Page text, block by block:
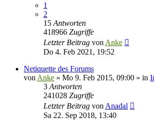
1
2
15 Antworten
418966 Zugriffe
Letzter Beitrag von Anke
Do 4. Feb 2021, 19:52
Netiquette des Forums
von Anke » Mo 9. Feb 2015, 09:00 » in
3 Antworten
241028 Zugriffe
Letzter Beitrag von Anadal
Sa 22. Sep 2018, 13:40